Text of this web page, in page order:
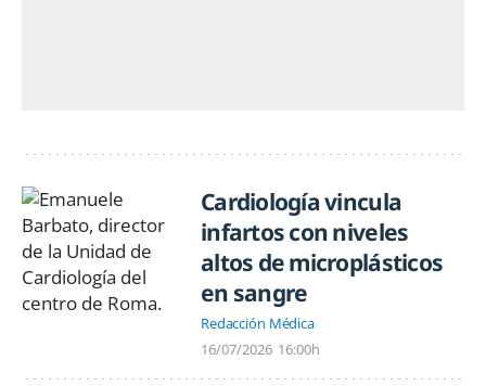
Cardiología vincula
infartos con niveles
altos de microplásticos
en sangre
Redacción Médica
16/07/2026 16:00h